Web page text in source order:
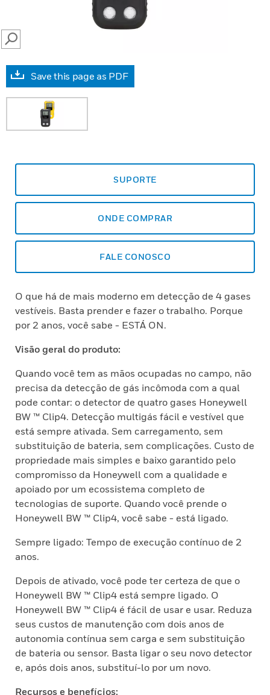
SEARCH
Save this page as PDF
SUPORTE
ONDE COMPRAR
FALE CONOSCO
O que há de mais moderno em detecção de 4 gases
vestíveis. Basta prender e fazer o trabalho. Porque
por 2 anos, você sabe - ESTÁ ON.
Visão geral do produto:
Quando você tem as mãos ocupadas no campo, não
precisa da detecção de gás incômoda com a qual
pode contar: o detector de quatro gases Honeywell
BW ™ Clip4. Detecção multigás fácil e vestível que
está sempre ativada. Sem carregamento, sem
substituição de bateria, sem complicações. Custo de
propriedade mais simples e baixo garantido pelo
compromisso da Honeywell com a qualidade e
apoiado por um ecossistema completo de
tecnologias de suporte. Quando você prende o
Honeywell BW ™ Clip4, você sabe - está ligado.
Sempre ligado: Tempo de execução contínuo de 2
anos.
Depois de ativado, você pode ter certeza de que o
Honeywell BW ™ Clip4 está sempre ligado. O
Honeywell BW ™ Clip4 é fácil de usar e usar. Reduza
seus custos de manutenção com dois anos de
autonomia contínua sem carga e sem substituição
de bateria ou sensor. Basta ligar o seu novo detector
e, após dois anos, substituí-lo por um novo.
Recursos e benefícios: